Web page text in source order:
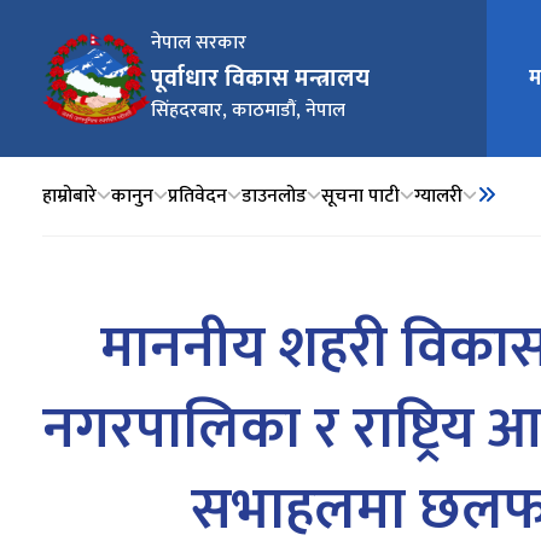
नेपाल सरकार
पूर्वाधार विकास मन्त्रालय
सिंहदरबार, काठमाडौं, नेपाल
मुख्य
हाम्रोबारे कानुन प्रतिवेदन डाउनलोड सूचना पाटी ग्यालरी
माननीय शहरी
नगरपालिका र
सभाहलमा